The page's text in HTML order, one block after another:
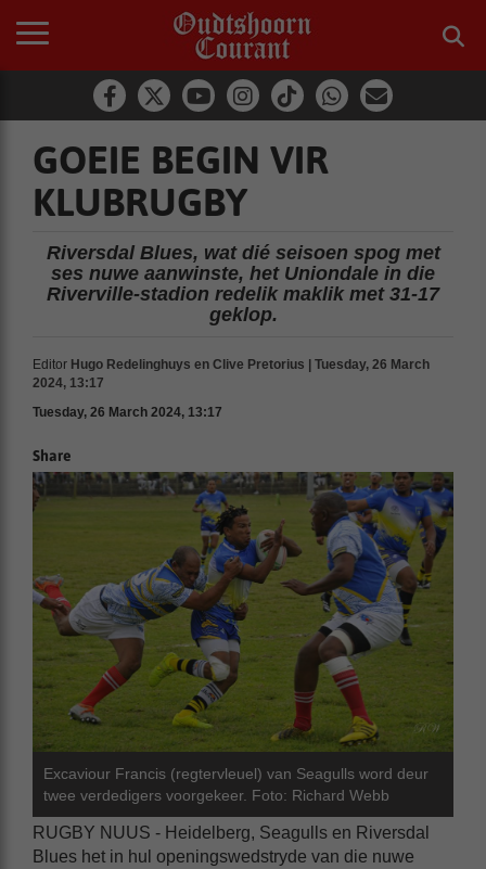
GOEIE BEGIN VIR
KLUBRUGBY
Riversdal Blues, wat dié seisoen spog met
ses nuwe aanwinste, het Uniondale in die
Riverville-stadion redelik maklik met 31-17
geklop.
Editor Hugo Redelinghuys en Clive Pretorius | Tuesday, 26 March
2024, 13:17
Tuesday, 26 March 2024, 13:17
Share
Excaviour Francis (regtervleuel) van Seagulls word deur
twee verdedigers voorgekeer. Foto: Richard Webb
RUGBY NUUS - Heidelberg, Seagulls en Riversdal
Blues het in hul openingswedstryde van die nuwe